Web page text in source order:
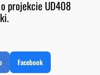
projekcie UD408
Facebook